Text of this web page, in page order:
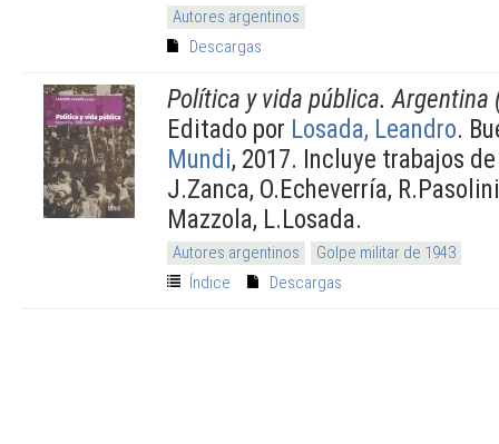
Autores argentinos
Descargas
Política y vida pública. Argentina
Editado por Losada, Leandro.
Mundi, 2017. Incluye trabajos
J.Zanca, O.Echeverría,
Mazzola, L.Losada.
Autores argentinos
Golpe militar de 1943
Índice
Descargas